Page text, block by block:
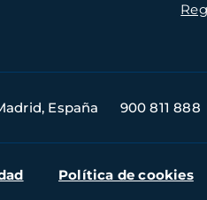
España 900 811 888
Política de cookies